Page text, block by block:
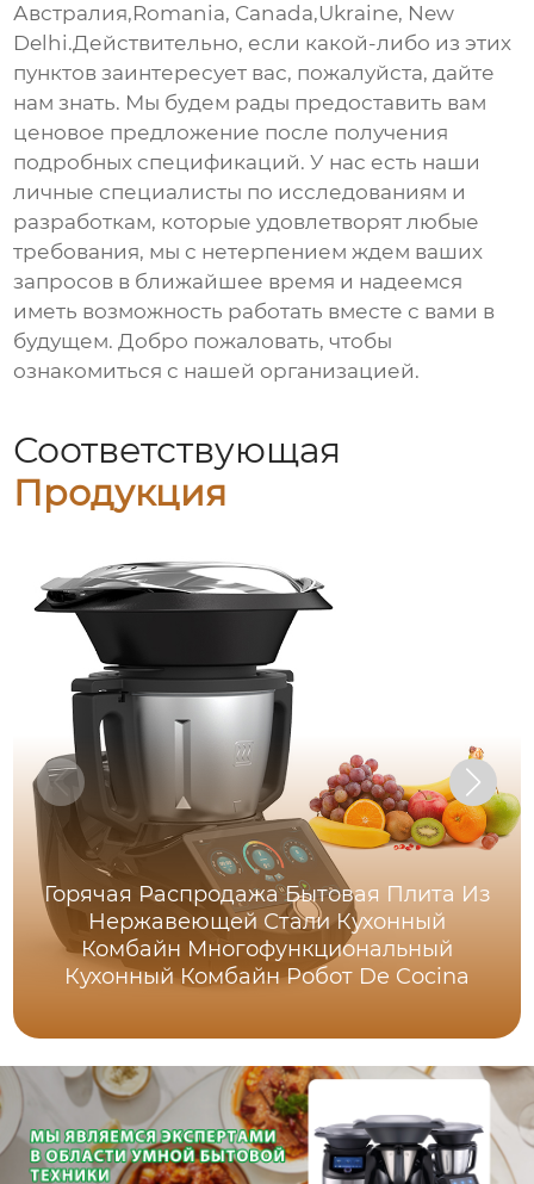
Австралия,Romania, Canada,Ukraine, New
Delhi.Действительно, если какой-либо из этих
пунктов заинтересует вас, пожалуйста, дайте
нам знать. Мы будем рады предоставить вам
ценовое предложение после получения
подробных спецификаций. У нас есть наши
личные специалисты по исследованиям и
разработкам, которые удовлетворят любые
требования, мы с нетерпением ждем ваших
запросов в ближайшее время и надеемся
иметь возможность работать вместе с вами в
будущем. Добро пожаловать, чтобы
ознакомиться с нашей организацией.
Соответствующая
Продукция
Горячая Распродажа Бытовая Плита Из
Нержавеющей Стали Кухонный
Комбайн Многофункциональный
Кухонный Комбайн Робот De Cocina